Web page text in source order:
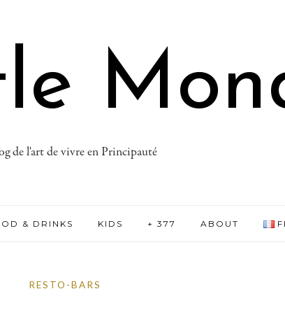
de l'art de vivre en Principauté
& DRINKS KIDS + 377 ABOUT
RESTO-BARS